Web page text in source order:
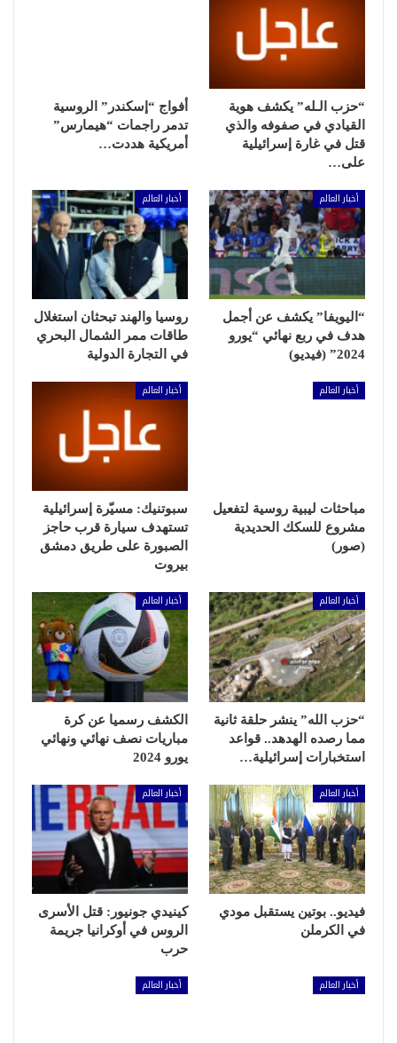
“حزب الـله” يكشف هوية
القيادي في صفوفه والذي
قتل في غارة إسرائيلية
على…
أفواج “إسكندر” الروسية
تدمر راجمات “هيمارس”
أمريكية هددت…
أخبار العالم
“اليويفا” يكشف عن أجمل
هدف في ربع نهائي “يورو
2024” (فيديو)
أخبار العالم
روسيا والهند تبحثان استغلال
طاقات ممر الشمال البحري
في التجارة الدولية
أخبار العالم
مباحثات ليبية روسية لتفعيل
مشروع للسكك الحديدية
(صور)
أخبار العالم
سبوتنيك: مسيّرة إسرائيلية
تستهدف سيارة قرب حاجز
الصبورة على طريق دمشق
بيروت
أخبار العالم
“حزب الله” ينشر حلقة ثانية
مما رصده الهدهد.. قواعد
استخبارات إسرائيلية…
أخبار العالم
الكشف رسميا عن كرة
مباريات نصف نهائي ونهائي
يورو 2024
أخبار العالم
فيديو.. بوتين يستقبل مودي
في الكرملن
أخبار العالم
كينيدي جونيور: قتل الأسرى
الروس في أوكرانيا جريمة
حرب
أخبار العالم أخبار العالم